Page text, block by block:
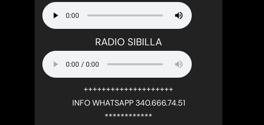
RADIO SIBILLA
++++++++++++++++++++
INFO WHATSAPP 340.666.74.51
************